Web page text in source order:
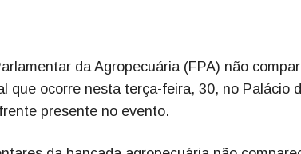
da Agropecuária (FPA) não
que ocorre nesta terça-feira, 30, no Palácio
presente no evento.